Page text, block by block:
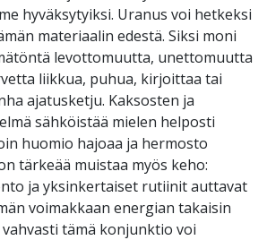
hyväksytyiksi. Uranus voi hetkeksi
materiaalin edestä. Siksi moni
levottomuutta, unettomuutta
liikkua, puhua, kirjoittaa tai
ajatusketju. Kaksosten ja
sähköistää mielen helposti
huomio hajoaa ja hermosto
tärkeää muistaa myös keho:
ja yksinkertaiset rutiinit auttavat
voimakkaan energian takaisin
tämä konjunktio voi